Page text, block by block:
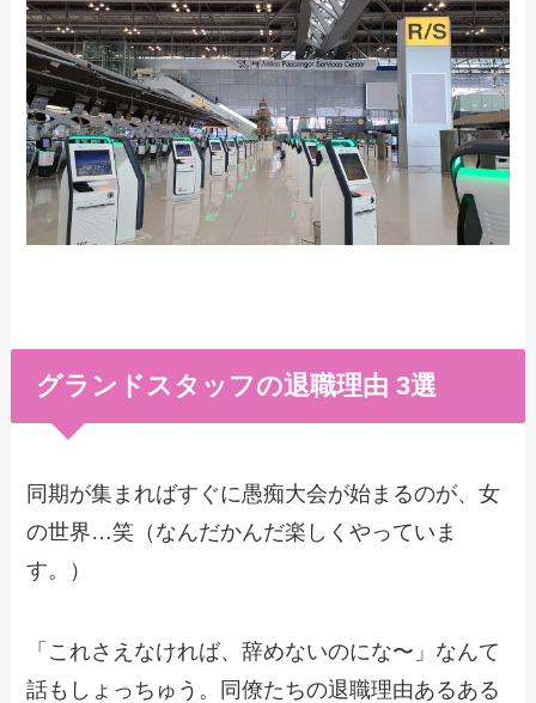
グランドスタッフの退職理由 3選
同期が集まればすぐに愚痴大会が始まるのが、女
の世界…笑（なんだかんだ楽しくやっていま
す。）
「これさえなければ、辞めないのにな〜」なんて
話もしょっちゅう。同僚たちの退職理由あるある